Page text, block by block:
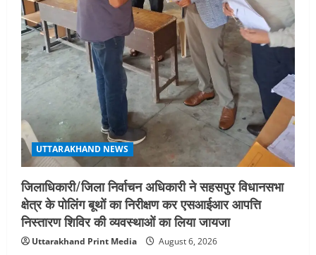
UTTARAKHAND NEWS
जिलाधिकारी/जिला निर्वाचन अधिकारी ने सहसपुर विधानसभा
क्षेत्र के पोलिंग बूथों का निरीक्षण कर एसआईआर आपत्ति
निस्तारण शिविर की व्यवस्थाओं का लिया जायजा
Uttarakhand Print Media August 6, 2026